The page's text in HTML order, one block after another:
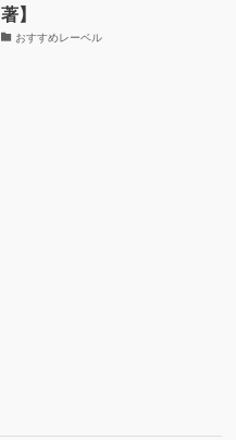
著】
おすすめレーベル